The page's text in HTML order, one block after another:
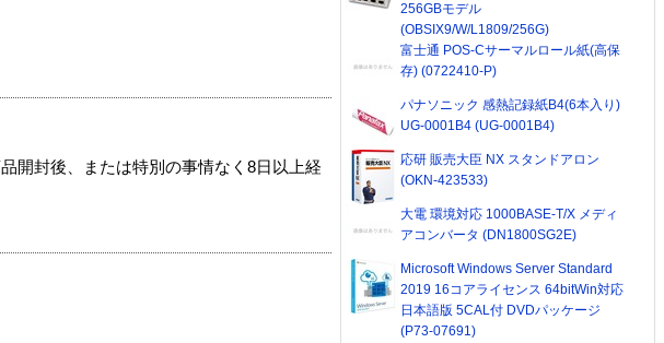
開封後、または特別の事情なく8日以上経
256GBモデル
(OBSIX9/W/L1809/256G)
富士通 POS-Cサーマルロール紙(高保
存) (0722410-P)
パナソニック 感熱記録紙B4(6本入り)
UG-0001B4 (UG-0001B4)
応研 販売大臣 NX スタンドアロン
(OKN-423533)
大電 環境対応 1000BASE-T/X メディ
アコンバータ (DN1800SG2E)
Microsoft Windows Server Standard
2019 16コアライセンス 64bitWin対応
日本語版 5CAL付 DVDパッケージ
(P73-07691)